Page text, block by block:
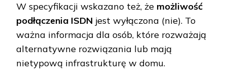
W specyfikacji wskazano też, że możliwość
podłączenia ISDN jest wyłączona (nie). To
ważna informacja dla osób, które rozważają
alternatywne rozwiązania lub mają
nietypową infrastrukturę w domu.